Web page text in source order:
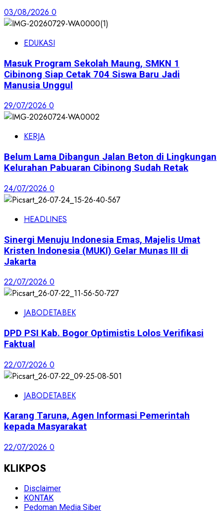
03/08/2026 0
EDUKASI
Masuk Program Sekolah Maung, SMKN 1
Cibinong Siap Cetak 704 Siswa Baru Jadi
Manusia Unggul
29/07/2026 0
KERJA
Belum Lama Dibangun Jalan Beton di Lingkungan
Kelurahan Pabuaran Cibinong Sudah Retak
24/07/2026 0
HEADLINES
Sinergi Menuju Indonesia Emas, Majelis Umat
Kristen Indonesia (MUKI) Gelar Munas III di
Jakarta
22/07/2026 0
JABODETABEK
DPD PSI Kab. Bogor Optimistis Lolos Verifikasi
Faktual
22/07/2026 0
JABODETABEK
Karang Taruna, Agen Informasi Pemerintah
kepada Masyarakat
22/07/2026 0
KLIKPOS
Disclaimer
KONTAK
Pedoman Media Siber